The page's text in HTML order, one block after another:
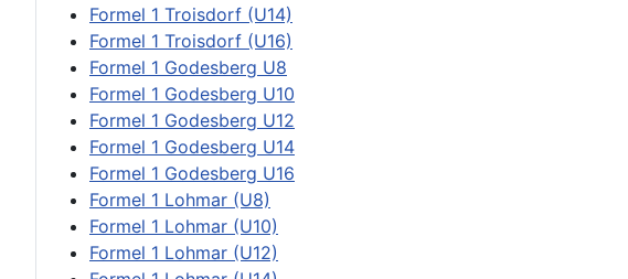
Formel 1 Troisdorf (U14)
Formel 1 Troisdorf (U16)
Formel 1 Godesberg U8
Formel 1 Godesberg U10
Formel 1 Godesberg U12
Formel 1 Godesberg U14
Formel 1 Godesberg U16
Formel 1 Lohmar (U8)
Formel 1 Lohmar (U10)
Formel 1 Lohmar (U12)